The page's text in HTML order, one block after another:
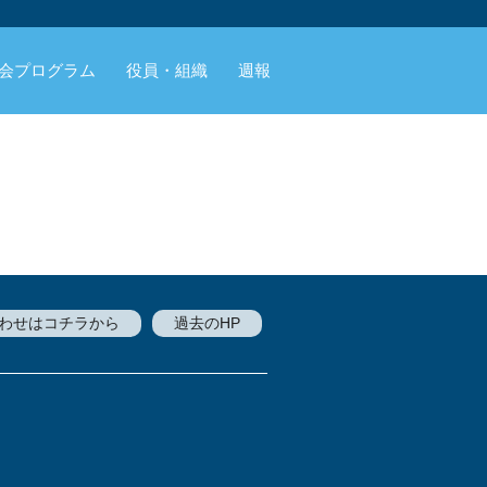
プログラム 役員・組織 週報
過去のHP
せはコチラから